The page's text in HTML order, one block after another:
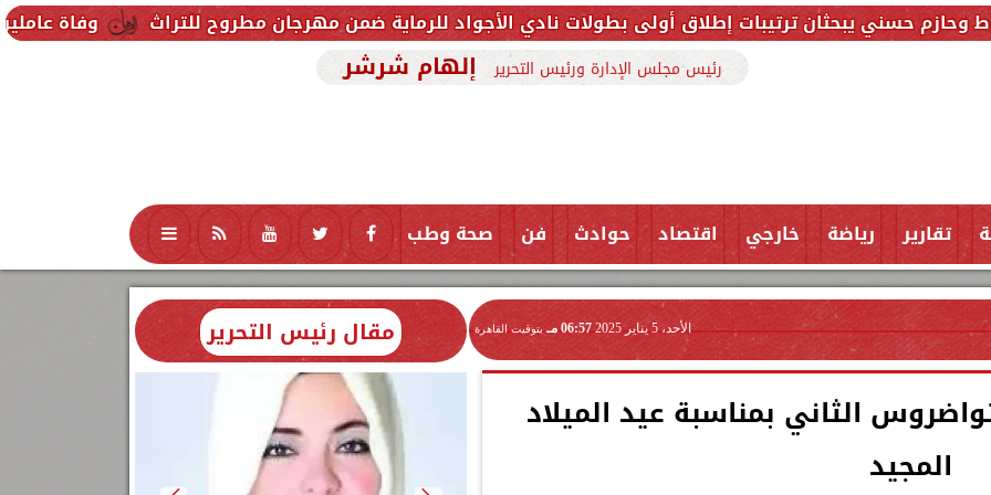
وفاة عاملين متأثرين ترتيبات إطلاق أولى بطولات نادي الأجواد للرماية ضمن مهرجان مطروح للتراث
رئيس مجلس الإدارة ورئيس التحرير إلهام شرشر
تقارير رياضة خارجي اقتصاد حوادث فن صحة وطب تكنولوجيا منوعات محافظات
الأحد، 5 يناير 2025 06:57 مـ بتوقيت القاهرة
الثاني بمناسبة عيد الميلاد
المجيد
مقال رئيس التحرير